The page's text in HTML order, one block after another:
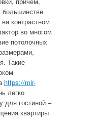
большинстве
контрастном
во многом
потолочных
Такие
https://mir-
легко
для гостиной –
квартиры